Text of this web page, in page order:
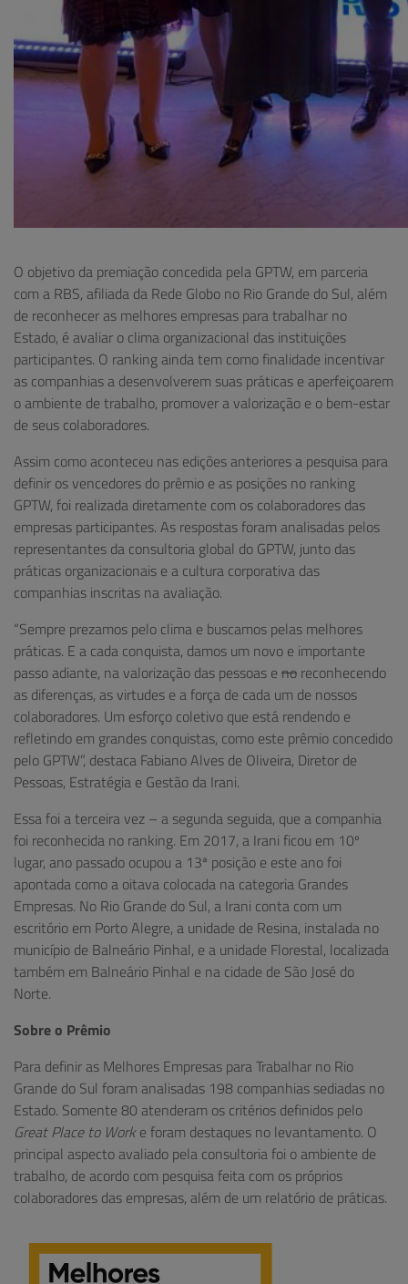
O objetivo da premiação concedida pela GPTW, em parceria
com a RBS, afiliada da Rede Globo no Rio Grande do Sul, além
de reconhecer as melhores empresas para trabalhar no
Estado, é avaliar o clima organizacional das instituições
participantes. O ranking ainda tem como finalidade incentivar
as companhias a desenvolverem suas práticas e aperfeiçoarem
o ambiente de trabalho, promover a valorização e o bem-estar
de seus colaboradores.
Assim como aconteceu nas edições anteriores a pesquisa para
definir os vencedores do prêmio e as posições no ranking
GPTW, foi realizada diretamente com os colaboradores das
empresas participantes. As respostas foram analisadas pelos
representantes da consultoria global do GPTW, junto das
práticas organizacionais e a cultura corporativa das
companhias inscritas na avaliação.
“Sempre prezamos pelo clima e buscamos pelas melhores
práticas. E a cada conquista, damos um novo e importante
passo adiante, na valorização das pessoas e no reconhecendo
as diferenças, as virtudes e a força de cada um de nossos
colaboradores. Um esforço coletivo que está rendendo e
refletindo em grandes conquistas, como este prêmio concedido
pelo GPTW”, destaca Fabiano Alves de Oliveira, Diretor de
Pessoas, Estratégia e Gestão da Irani.
Essa foi a terceira vez – a segunda seguida, que a companhia
foi reconhecida no ranking. Em 2017, a Irani ficou em 10º
lugar, ano passado ocupou a 13ª posição e este ano foi
apontada como a oitava colocada na categoria Grandes
Empresas. No Rio Grande do Sul, a Irani conta com um
escritório em Porto Alegre, a unidade de Resina, instalada no
município de Balneário Pinhal, e a unidade Florestal, localizada
também em Balneário Pinhal e na cidade de São José do
Norte.
Sobre o Prêmio
Para definir as Melhores Empresas para Trabalhar no Rio
Grande do Sul foram analisadas 198 companhias sediadas no
Estado. Somente 80 atenderam os critérios definidos pelo
Great Place to Worke foram destaques no levantamento. O
principal aspecto avaliado pela consultoria foi o ambiente de
trabalho, de acordo com pesquisa feita com os próprios
colaboradores das empresas, além de um relatório de práticas.